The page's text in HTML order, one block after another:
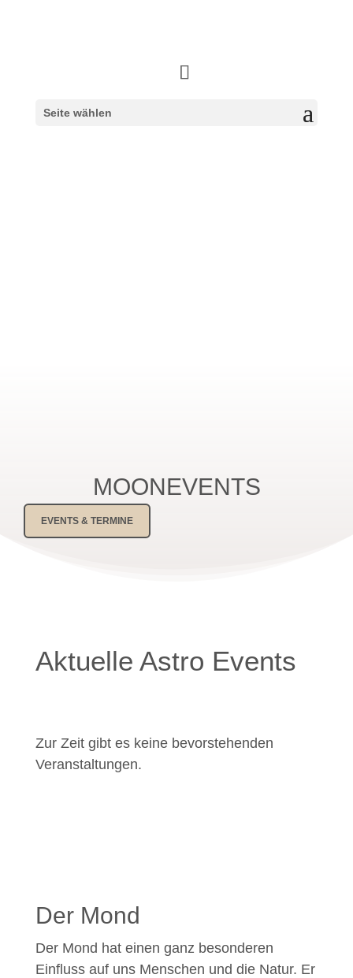
Seite wählen
MOONEVENTS
EVENTS & TERMINE
Aktuelle Astro Events
Zur Zeit gibt es keine bevorstehenden
Veranstaltungen.
Der Mond
Der Mond hat einen ganz besonderen
Einfluss auf uns Menschen und die Natur. Er